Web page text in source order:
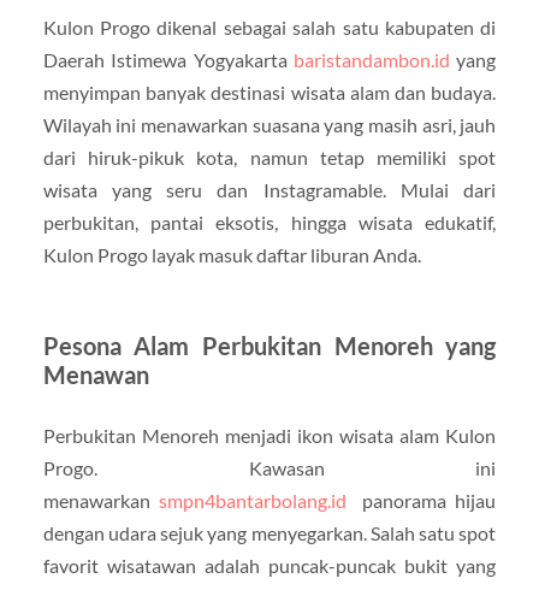
Kulon Progo dikenal sebagai salah satu kabupaten di
Daerah Istimewa Yogyakarta baristandambon.id yang
menyimpan banyak destinasi wisata alam dan budaya.
Wilayah ini menawarkan suasana yang masih asri, jauh
dari hiruk-pikuk kota, namun tetap memiliki spot
wisata yang seru dan Instagramable. Mulai dari
perbukitan, pantai eksotis, hingga wisata edukatif,
Kulon Progo layak masuk daftar liburan Anda.
Pesona Alam Perbukitan Menoreh yang
Menawan
Perbukitan Menoreh menjadi ikon wisata alam Kulon
Progo. Kawasan ini
menawarkan smpn4bantarbolang.id panorama hijau
dengan udara sejuk yang menyegarkan. Salah satu spot
favorit wisatawan adalah puncak-puncak bukit yang